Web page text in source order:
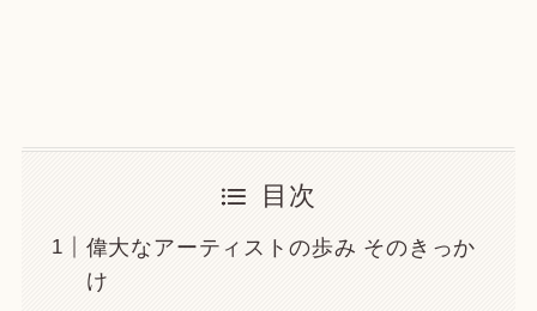
目次
偉大なアーティストの歩み そのきっか
け